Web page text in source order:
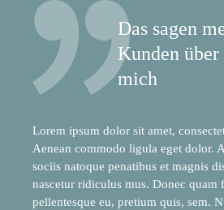
Das sagen
Kunden über
mich
Lorem ipsum dolor sit amet,
Aenean commodo ligula eget dolor.
sociis natoque penatibus et magnis
nascetur ridiculus mus. Donec quam
pellentesque eu, pretium quis, sem.